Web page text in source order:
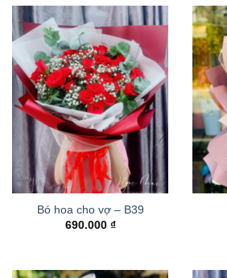
Bó hoa cho vợ – B39
690.000 ₫